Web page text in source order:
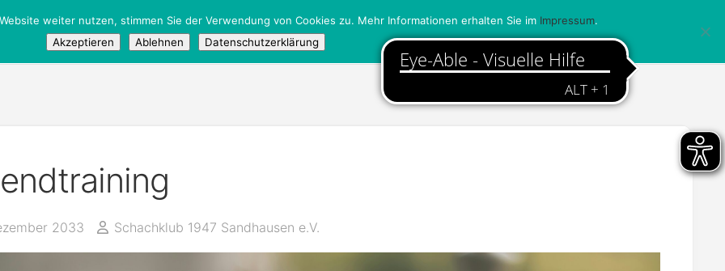
/Öffentlich
2033 Schachklub 1947 Sandhausen e.V.
weiter nutzen, stimmen Sie der Verwendung von Cookies zu. Mehr Informationen erhalten Sie im Impressum.
Akzeptieren
Ablehnen Datenschutzerklärung